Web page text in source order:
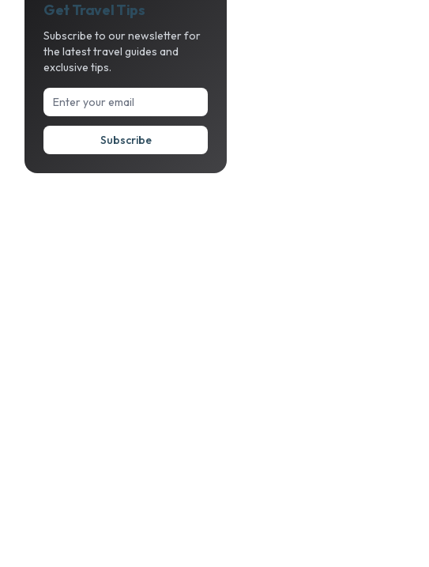
Get Travel Tips
Subscribe to our newsletter for
the latest travel guides and
exclusive tips.
Subscribe